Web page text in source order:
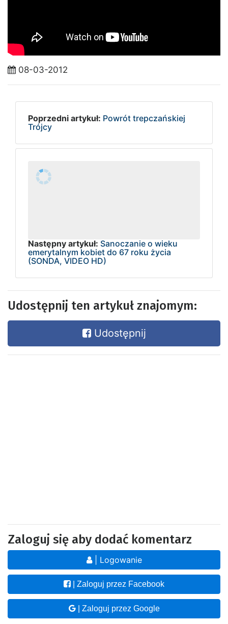
08-03-2012
Poprzedni artykuł: Powrót trepczańskiej
Trójcy
Następny artykuł: Sanoczanie o wieku
emerytalnym kobiet do 67 roku życia
(SONDA, VIDEO HD)
Udostępnij ten artykuł znajomym:
Udostępnij
Zaloguj się aby dodać komentarz
| Logowanie
| Zaloguj przez Facebook
| Zaloguj przez Google